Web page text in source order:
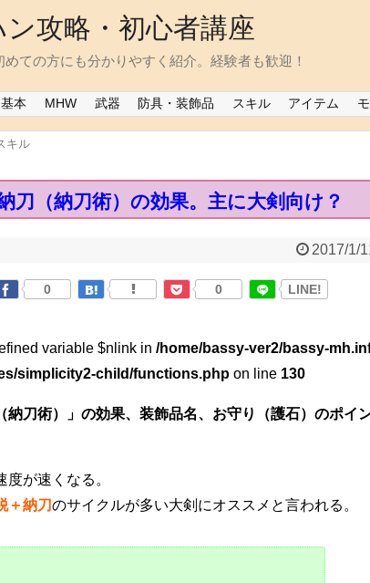
ン攻略・初心者講座
めての方にも分かりやすく紹介。経験者も歓迎！
本 MHW 武器 防具・装飾品 スキル アイテム
キル
刀（納刀術）の効果。主に大剣向け？
2017/1/
0 0 LINE!
variable $nlink in /home/bassy-ver2/bassy-
simplicity2-child/functions.php on line 130
納刀術）」の効果、装飾品名、お守り（護石）のポイ
が速くなる。
＋納刀のサイクルが多い大剣にオススメと言われる。